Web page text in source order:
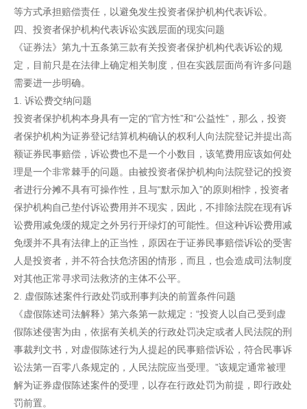
等方式承担赔偿责任，以避免发生投资者保护机构代表诉讼。
四、投资者保护机构代表诉讼实践层面的现实问题
《证券法》第九十五条第三款有关投资者保护机构代表诉讼的规
定，目前只是在法律上确定相关制度，但在实践层面尚有许多问题
需要进一步明确。
1. 诉讼费交纳问题
投资者保护机构本身具有一定的“官方性”和“公益性”，那么，投资
者保护机构为证券登记结算机构确认的权利人向法院登记并提出高
额证券民事赔偿，诉讼费也不是一个小数目，该笔费用应该如何处
理是一个非常棘手的问题。由被投资者保护机构向法院登记的投资
者进行分摊不具有可操作性，且与“默示加入”的原则相悖，投资者
保护机构自己垫付诉讼费用并不现实，因此，不排除法院在现有诉
讼费用减免缓的规定之外另行开绿灯的可能性。但这种诉讼费用减
免缓并不具有法律上的正当性，原因在于证券民事赔偿诉讼的受害
人是投资者，并不符合扶危济困的情形，而且，也会造成司法制度
对其他正常寻求司法救济的主体不公平。
2. 虚假陈述案件行政处罚或刑事判决的前置条件问题
《虚假陈述司法解释》第六条第一款规定：“投资人以自己受到虚
假陈述侵害为由，依据有关机关的行政处罚决定或者人民法院的刑
事裁判文书，对虚假陈述行为人提起的民事赔偿诉讼，符合民事诉
讼法第一百零八条规定的，人民法院应当受理。”该规定通常被理
解为证券虚假陈述案件的受理，以存在行政处罚为前提，即行政处
罚前置。